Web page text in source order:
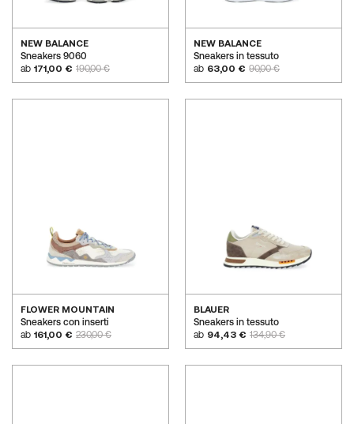
NEW BALANCE
Sneakers 9060
ab 171,00 € 190,00 €
NEW BALANCE
Sneakers in tessuto
ab 63,00 € 90,00 €
FLOWER MOUNTAIN
Sneakers con inserti
ab 161,00 € 230,00 €
BLAUER
Sneakers in tessuto
ab 94,43 € 134,90 €